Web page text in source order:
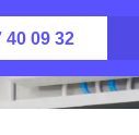
40 09 32